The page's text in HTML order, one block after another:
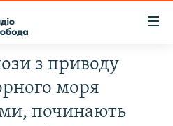
з приводу
моря
починають